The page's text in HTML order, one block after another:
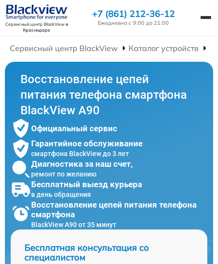
Сервисный центр BlackViewв
Краснодаре
+7 (861) 212-36-12
Ежедневно с 9:00 до 21:00
Сервисный центр BlackView Каталог устройств
Восстановление цепей
питания телефона смартфона
BlackView A90
Официальный сервис
Гарантийное обслуживание
смартфона BlackView до 3 лет
Диагностика за наш счет,
ремонт по желанию
Бесплатный выезд курьера
в день обращения
Восстановление цепей питания телефона
смартфона
BlackView A90 от 35 минут
Бесплатная консультация со
специалистом